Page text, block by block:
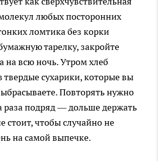
любых посторонних
ломтика без корки
тарелку, закройте
всю ночь. Утром хлеб
твердые сухарики, которые вы
Повторять нужно
раза подряд — дольше держать
стоит, чтобы случайно не
на самой выпечке.